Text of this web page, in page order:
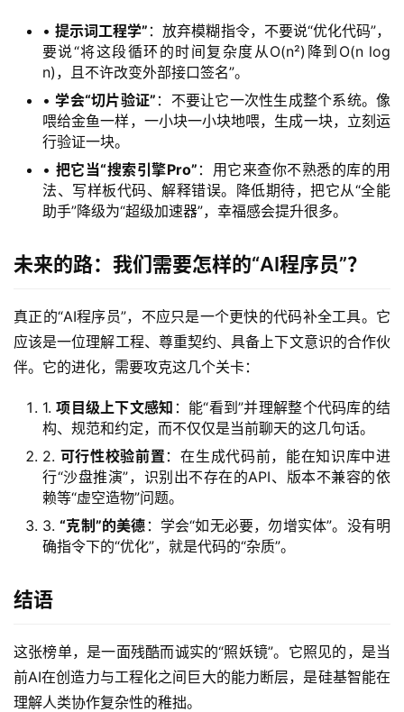
•提示词工程学” ：放弃模糊指令，不要说“优化代码”，
要说“将这段循环的时间复杂度从O(n²)降到O(n log
n)，且不许改变外部接口签名”。
•学会“切片验证” ：不要让它一次性生成整个系统。像
喂给金鱼一样，一小块一小块地喂，生成一块，立刻运
行验证一块。
• 把它当“搜索引擎Pro” ：用它来查你不熟悉的库的用
法、写样板代码、解释错误。降低期待，把它从“全能
助手”降级为“超级加速器”，幸福感会提升很多。
未来的路：我们需要怎样的“AI程序员”？
真正的“AI程序员”，不应只是一个更快的代码补全工具。它
应该是一位理解工程、尊重契约、具备上下文意识的合作伙
伴。它的进化，需要攻克这几个关卡：
1.项目级上下文感知 ：能“看到”并理解整个代码库的结
构、规范和约定，而不仅仅是当前聊天的这几句话。
2. 可行性校验前置 ：在生成代码前，能在知识库中进
行“沙盘推演”，识别出不存在的API、版本不兼容的依
赖等“虚空造物”问题。
3.“克制”的美德 ：学会“如无必要，勿增实体”。没有明
确指令下的“优化”，就是代码的“杂质”。
结语
这张榜单，是一面残酷而诚实的“照妖镜”。它照见的，是当
前AI在创造力与工程化之间巨大的能力断层，是硅基智能在
理解人类协作复杂性的稚拙。